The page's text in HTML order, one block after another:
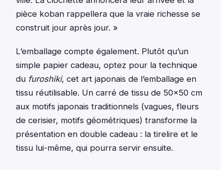
pièce koban rappellera que la vraie richesse se
construit jour après jour. »
L’emballage compte également. Plutôt qu’un
simple papier cadeau, optez pour la technique
du furoshiki, cet art japonais de l’emballage en
tissu réutilisable. Un carré de tissu de 50×50 cm
aux motifs japonais traditionnels (vagues, fleurs
de cerisier, motifs géométriques) transforme la
présentation en double cadeau : la tirelire et le
tissu lui-même, qui pourra servir ensuite.